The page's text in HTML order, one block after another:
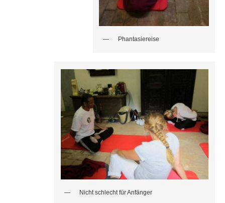
Phantasiereise
Nicht schlecht für Anfänger